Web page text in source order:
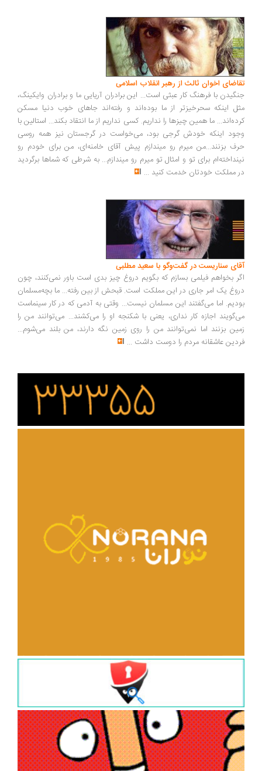
تقاضای اخوان ثالث از رهبر انقلاب اسلامی
جنگیدن با فرهنگ کار عبثی است... این برادران آریایی ما و برادران وایکینگ،
مثل اینکه سحرخیزتر از ما بوده‌اند و رفته‌اند جاهای خوب دنیا مسکن
کرده‌اند... ما همین چیزها را نداریم. کسی نداریم از ما انتقاد بکند... استالین با
وجود اینکه خودش گرجی بود، می‌خواست در گرجستان نیز همه روسی
حرف بزنند...من میرم رو میندازم پیش آقای خامنه‌ای، من برای خودم رو
نینداخته‌ام برای تو و امثال تو میرم رو میندازم... به شرطی که شماها برگردید
در مملکت خودتان خدمت کنید ...
آقای سناریست در گفت‌وگو با سعید مطلبی
اگر بخواهم فیلمی بسازم که بگویم دروغ چیز بدی است باور نمی‌کنند، چون
دروغ یک امر جاری در این مملکت است. قبحش از بین رفته... ما بچه‌مسلمان
بودیم. اما می‌گفتند این مسلمان نیست... وقتی به آدمی که در کار سینماست
می‌گویند اجازه کار نداری، یعنی با شکنجه او را می‌کشند... می‌توانند من را
زمین بزنند اما نمی‌توانند من را روی زمین نگه دارند، من بلند می‌شوم...
فردین عاشقانه مردم را دوست داشت ...